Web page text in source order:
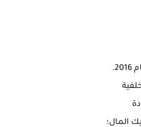
تنتمي سيارة كيا سبورتاج 2014 إلى الجيل الثالث من السيارات الرياضية والذي يمتد من عام 2011 إلى عام 2016.
و 2013، التي ستوفر عليك المال؛